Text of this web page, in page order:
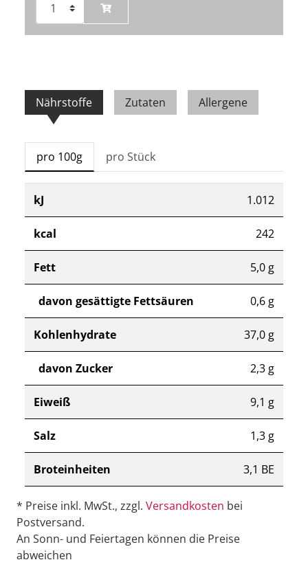
Nährstoffe Zutaten Allergene
pro 100g pro Stück
kJ 1.012
kcal 242
Fett 5,0 g
davon gesättigte Fettsäuren 0,6 g
Kohlenhydrate 37,0 g
davon Zucker 2,3 g
Eiweiß 9,1 g
Salz 1,3 g
Broteinheiten 3,1 BE
* Preise inkl. MwSt., zzgl. Versandkosten bei
Postversand.
An Sonn- und Feiertagen können die Preise
abweichen